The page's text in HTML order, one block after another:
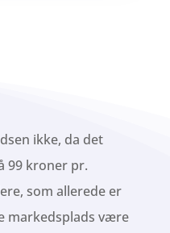
ikke, da det
99 kroner pr.
som allerede er
markedsplads være